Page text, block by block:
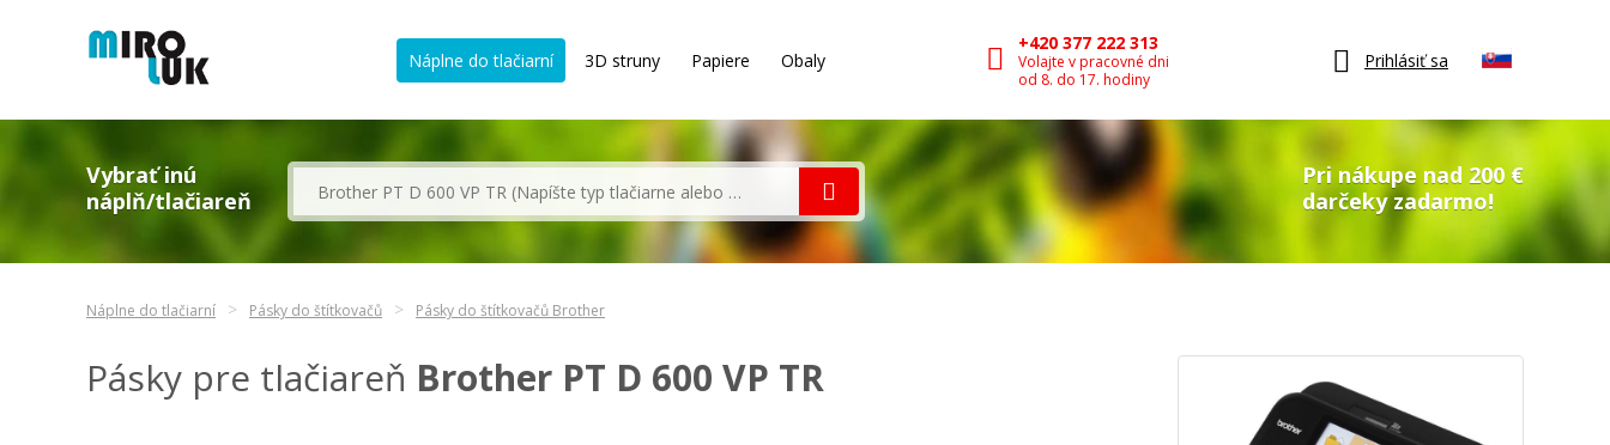
Náplne do tlačiarní 3D struny Papiere Obaly
+420 377 222 313
Volajte v pracovné dni
od 8. do 17. hodiny
Prihlásiť sa
Vybrať inú
náplň/tlačiareň
Pri nákupe nad 200 €
darčeky zadarmo!
Náplne do tlačiarní Pásky do štítkovačů Pásky do štítkovačů Brother
Pásky pre tlačiareň Brother PT D 600 VP TR